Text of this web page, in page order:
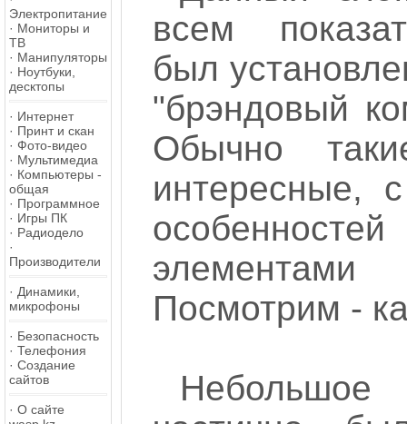
Электропитание
· Мониторы и
ТВ
· Манипуляторы
· Ноутбуки,
десктопы
· Интернет
· Принт и скан
· Фото-видео
· Мультимедиа
· Компьютеры -
общая
· Программное
· Игры ПК
· Радиодело
·
Производители
· Динамики,
микрофоны
· Безопасность
· Телефония
· Создание
сайтов
· О сайте
всем
был
"брэндовый
Обычно
интересные,
элементами
Посмотрим -
Небольшое